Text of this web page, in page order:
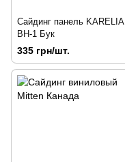
Сайдинг панель KARELIA
ВН-1 Бук
335 грн/шт.